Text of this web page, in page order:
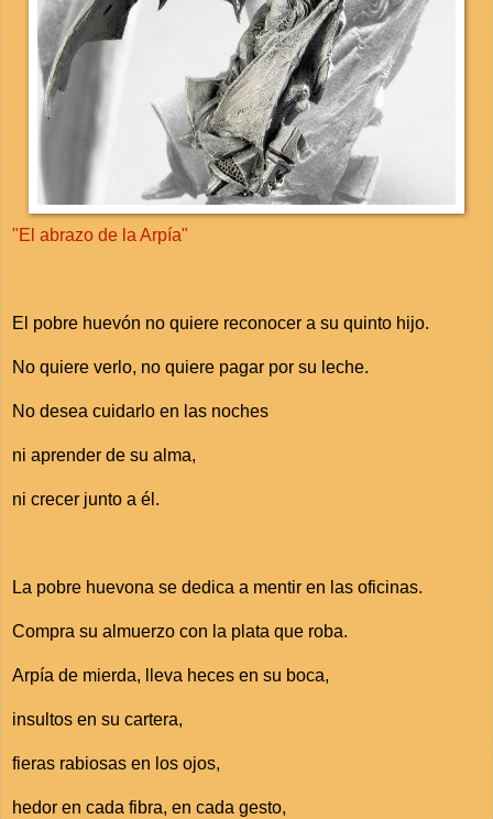
"El abrazo de la Arpía"
El pobre huevón no quiere reconocer a su quinto hijo.
No quiere verlo, no quiere pagar por su leche.
No desea cuidarlo en las noches
ni aprender de su alma,
ni crecer junto a él.
La pobre huevona se dedica a mentir en las oficinas.
Compra su almuerzo con la plata que roba.
Arpía de mierda, lleva heces en su boca,
insultos en su cartera,
fieras rabiosas en los ojos,
hedor en cada fibra, en cada gesto,